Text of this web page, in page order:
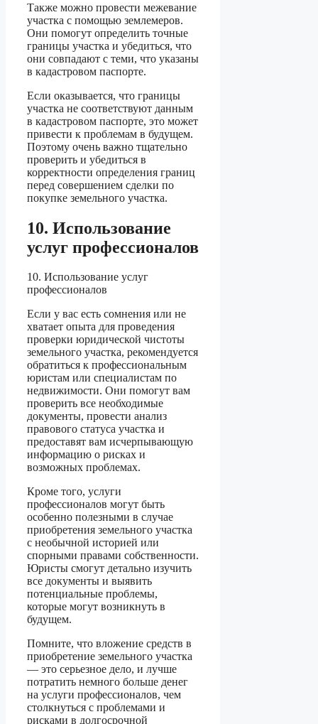
Также можно провести межевание
участка с помощью землемеров.
Они помогут определить точные
границы участка и убедиться, что
они совпадают с теми, что указаны
в кадастровом паспорте.
Если оказывается, что границы
участка не соответствуют данным
в кадастровом паспорте, это может
привести к проблемам в будущем.
Поэтому очень важно тщательно
проверить и убедиться в
корректности определения границ
перед совершением сделки по
покупке земельного участка.
10. Использование
услуг профессионалов
10. Использование услуг
профессионалов
Если у вас есть сомнения или не
хватает опыта для проведения
проверки юридической чистоты
земельного участка, рекомендуется
обратиться к профессиональным
юристам или специалистам по
недвижимости. Они помогут вам
проверить все необходимые
документы, провести анализ
правового статуса участка и
предоставят вам исчерпывающую
информацию о рисках и
возможных проблемах.
Кроме того, услуги
профессионалов могут быть
особенно полезными в случае
приобретения земельного участка
с необычной историей или
спорными правами собственности.
Юристы смогут детально изучить
все документы и выявить
потенциальные проблемы,
которые могут возникнуть в
будущем.
Помните, что вложение средств в
приобретение земельного участка
— это серьезное дело, и лучше
потратить немного больше денег
на услуги профессионалов, чем
столкнуться с проблемами и
рисками в долгосрочной